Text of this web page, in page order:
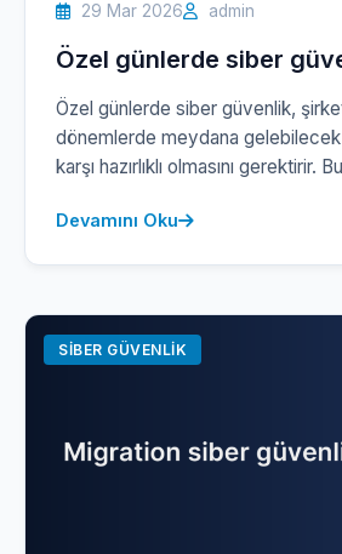
29 Mar 2026 admin
Özel günlerde siber
Özel günlerde siber güvenlik,
dönemlerde meydana
karşı hazırlıklı olmasını gerektirir.
stratejilerinizi gözden geçirmeniz
zamanda müşteri güvenini ve
etkileme potansiyeli taşır.
Devamını Oku
SIBER GÜVENLIK